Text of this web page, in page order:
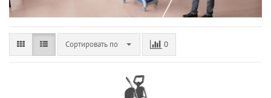
Сортировать по 0